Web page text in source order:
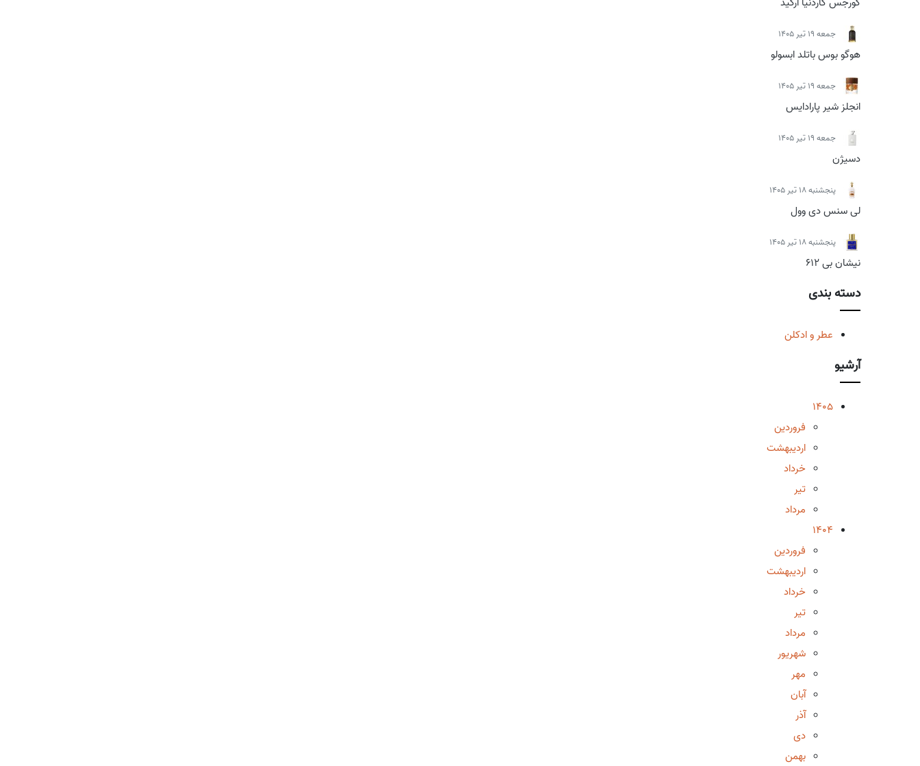
جمعه 19 تیر 1405
هوگو بوس باتلد ابسولو
جمعه 19 تیر 1405
انجلز شیر پارادایس
جمعه 19 تیر 1405
دسیژن
پنجشنبه 18 تیر 1405
لی سنس دی وول
پنجشنبه 18 تیر 1405
نیشان بی 612
دسته بندی
عطر و ادکلن
آرشیو
1405
فروردین
اردیبهشت
خرداد
تیر
مرداد
1404
فروردین
اردیبهشت
خرداد
تیر
مرداد
شهریور
مهر
آبان
آذر
دی
بهمن